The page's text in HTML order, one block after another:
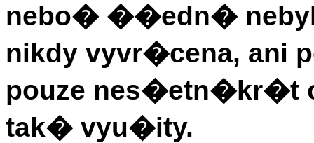
nebo� ��edn�
nikdy vyvr�cena, ani
pouze nes�etn�kr�t
tak� vyu�ity.